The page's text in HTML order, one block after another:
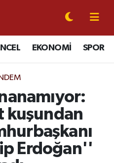
EKONOMİ SPOR
kuşundan
Erdoğan''
Eczaneler
Durumu
Vakitleri
Yoğunluk Haritası
ve Fikstür